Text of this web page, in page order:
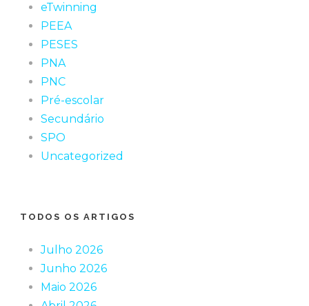
eTwinning
PEEA
PESES
PNA
PNC
Pré-escolar
Secundário
SPO
Uncategorized
TODOS OS ARTIGOS
Julho 2026
Junho 2026
Maio 2026